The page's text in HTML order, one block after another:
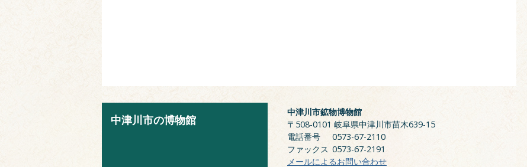
中津川市の博物館
中津川市鉱物博物館
〒508-0101 岐阜県中津川市苗木639-15
電話番号
0573-67-2110
ファックス 0573-67-2191
メールによるお問い合わせ